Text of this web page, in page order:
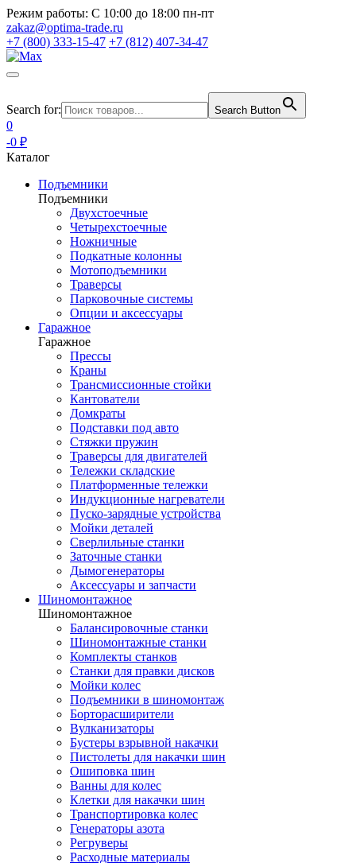
Режим работы: С 10:00 до 18:00 пн-пт
zakaz@optima-trade.ru
+7 (800) 333-15-47 +7 (812) 407-34-47
Search for: Search Button
0
-0 ₽
Каталог
Подъемники
Подъемники
Двухстоечные
Четырехстоечные
Ножничные
Подкатные колонны
Мотоподъемники
Траверсы
Парковочные системы
Опции и аксессуары
Гаражное
Гаражное
Прессы
Краны
Трансмиссионные стойки
Кантователи
Домкраты
Подставки под авто
Стяжки пружин
Траверсы для двигателей
Тележки складские
Платформенные тележки
Индукционные нагреватели
Пуско-зарядные устройства
Мойки деталей
Сверлильные станки
Заточные станки
Дымогенераторы
Аксессуары и запчасти
Шиномонтажное
Шиномонтажное
Балансировочные станки
Шиномонтажные станки
Комплекты станков
Станки для правки дисков
Мойки колес
Подъемники в шиномонтаж
Борторасширители
Вулканизаторы
Бустеры взрывной накачки
Пистолеты для накачки шин
Ошиповка шин
Ванны для колес
Клетки для накачки шин
Транспортировка колес
Генераторы азота
Регруверы
Расходные материалы